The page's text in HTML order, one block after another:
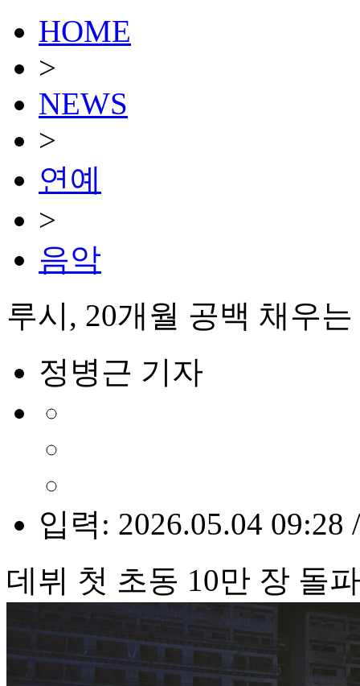
HOME
>
NEWS
>
연예
>
음악
루시, 20개월 공백 채우
정병근 기자
입력: 2026.05.04 09:28
데뷔 첫 초동 10만 장 돌